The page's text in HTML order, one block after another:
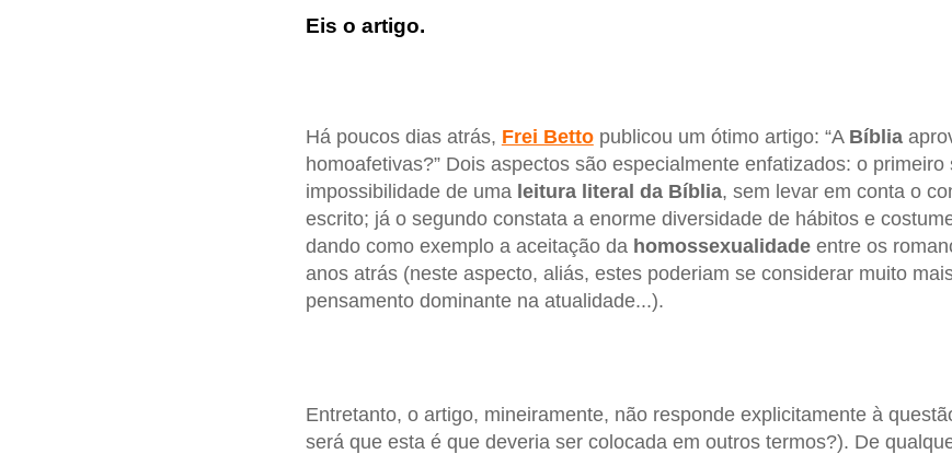
Eis o artigo.
Há poucos dias atrás, Frei Bettopublicou um ótimo artigo: “A Bíblia
homoafetivas?” Dois aspectos são especialmente enfatizados: o primeiro
impossibilidade de umaleitura literal da Bíblia, sem levar em conta o
escrito; já o segundo constata a enorme diversidade de hábitos e
dando como exemplo a aceitação da homossexualidadeentre os
anos atrás (neste aspecto, aliás, estes poderiam se considerar muito
pensamento dominante na atualidade...).
Entretanto, o artigo, mineiramente, não responde explicitamente à
será que esta é que deveria ser colocada em outros termos?). De